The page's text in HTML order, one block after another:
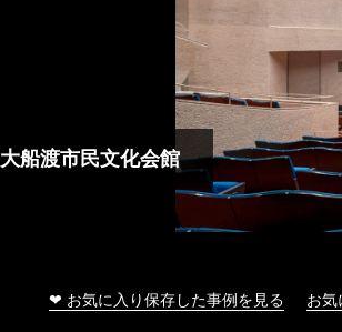
大船渡市民文化会館
❤ お気に入り保存した事例を見る お